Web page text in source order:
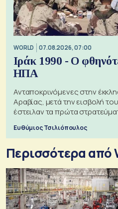
WORLD 07.08.2026, 07:00
Ιράκ 1990 - Ο
ΗΠΑ
Ανταποκρινόμενες στην
Αραβίας, μετά την εισβολή
έστειλαν τα πρώτα
Ευθύμιος Τσιλιόπουλος
Περισσότερα από